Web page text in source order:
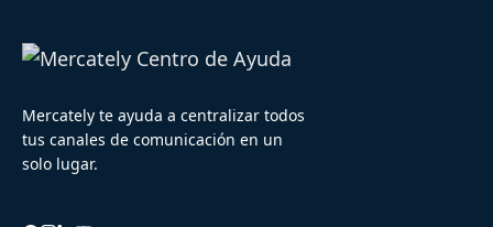
Mercately te ayuda a centralizar todos
tus canales de comunicación en un
solo lugar.